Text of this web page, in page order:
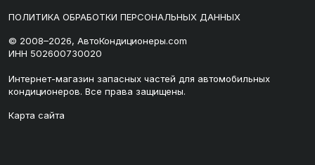
ПОЛИТИКА ОБРАБОТКИ ПЕРСОНАЛЬНЫХ ДАННЫХ
© 2008–2026, АвтоКондиционеры.com
ИНН 502600730020
Интернет-магазин запасных частей для автомобильных
кондиционеров. Все права защищены.
Карта сайта